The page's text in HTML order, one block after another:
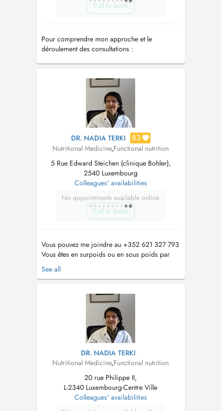
Call to book
Pour comprendre mon approche et le
déroulement des consultations :
DR. NADIA TERKI 83
Nutritional Medicine,Functional nutrition
5 Rue Edward Steichen (clinique Bohler),
2540 Luxembourg
Colleagues' availabilities
No appointments available online
Call to book
Vous pouvez me joindre au +352 621 327 793
Vous êtes en surpoids ou en sous poids par
exemple, nous traitons cela par une approche
globale. Nous travaillons sur la gestion du
sommeil, etc. afin de maitriser les
comportements. Comment ne pas reprendre ...
See all
DR. NADIA TERKI
Nutritional Medicine,Functional nutrition
20 rue Philippe II,
L-2340 Luxembourg-Centre Ville
Colleagues' availabilities